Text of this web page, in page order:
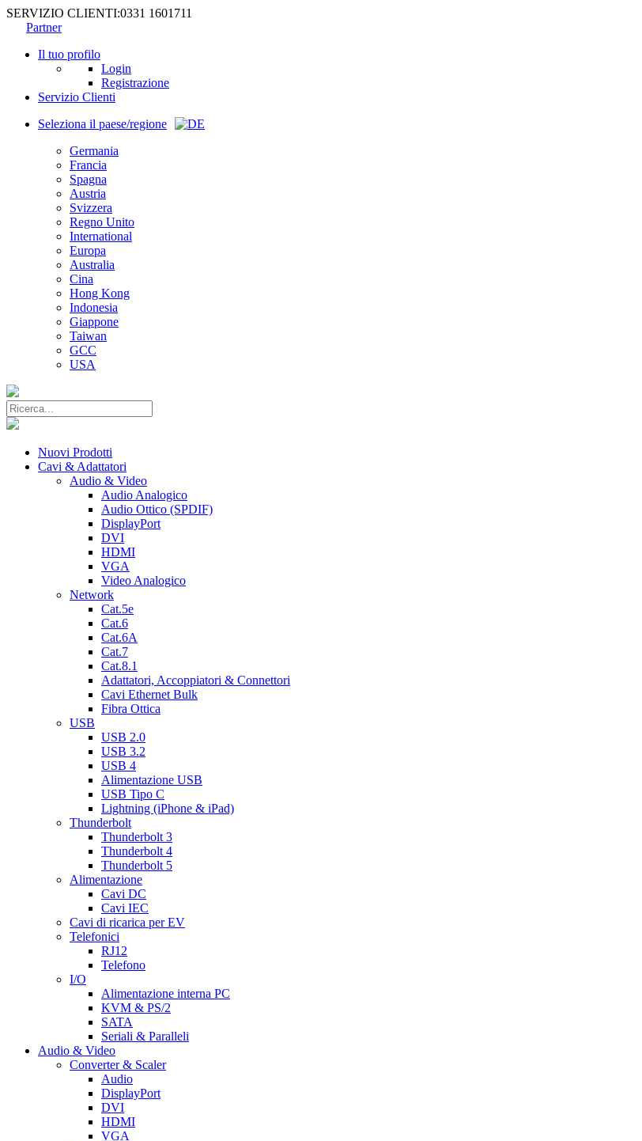
SERVIZIO CLIENTI:0331 1601711
Partner
Il tuo profilo
Login
Registrazione
Servizio Clienti
Seleziona il paese/regione
Germania
Francia
Spagna
Austria
Svizzera
Regno Unito
International
Europa
Australia
Cina
Hong Kong
Indonesia
Giappone
Taiwan
GCC
USA
Nuovi Prodotti
Cavi & Adattatori
Audio & Video
Audio Analogico
Audio Ottico (SPDIF)
DisplayPort
DVI
HDMI
VGA
Video Analogico
Network
Cat.5e
Cat.6
Cat.6A
Cat.7
Cat.8.1
Adattatori, Accoppiatori & Connettori
Cavi Ethernet Bulk
Fibra Ottica
USB
USB 2.0
USB 3.2
USB 4
Alimentazione USB
USB Tipo C
Lightning (iPhone & iPad)
Thunderbolt
Thunderbolt 3
Thunderbolt 4
Thunderbolt 5
Alimentazione
Cavi DC
Cavi IEC
Cavi di ricarica per EV
Telefonici
RJ12
Telefono
I/O
Alimentazione interna PC
KVM & PS/2
SATA
Seriali & Paralleli
Audio & Video
Converter & Scaler
Audio
DisplayPort
DVI
HDMI
VGA